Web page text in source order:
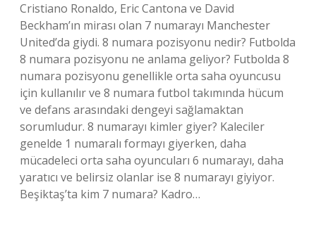
Cristiano Ronaldo, Eric Cantona ve David
Beckham’ın mirası olan 7 numarayı Manchester
United’da giydi. 8 numara pozisyonu nedir? Futbolda
8 numara pozisyonu ne anlama geliyor? Futbolda 8
numara pozisyonu genellikle orta saha oyuncusu
için kullanılır ve 8 numara futbol takımında hücum
ve defans arasındaki dengeyi sağlamaktan
sorumludur. 8 numarayı kimler giyer? Kaleciler
genelde 1 numaralı formayı giyerken, daha
mücadeleci orta saha oyuncuları 6 numarayı, daha
yaratıcı ve belirsiz olanlar ise 8 numarayı giyiyor.
Beşiktaş’ta kim 7 numara? Kadro…